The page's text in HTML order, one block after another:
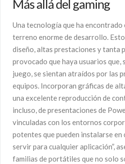
Más allá del gaming
Una tecnología que ha encontrado
terreno enorme de desarrollo.
diseño, altas prestaciones y tanta
provocado que haya usuarios que,
juego, se sientan atraídos por las
equipos. Incorporan gráficas de
una excelente reproducción de
incluso, de presentaciones de
vinculadas con los entornos
potentes que pueden instalarse
servir para cualquier aplicación”,
familias de portátiles que no solo